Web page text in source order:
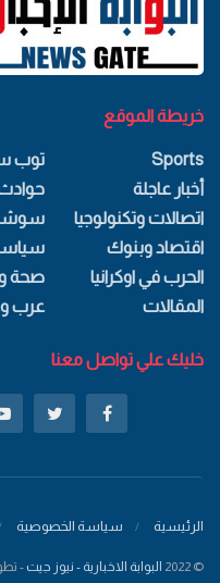
خريطة الموقع
Sports
أخبار عاجلة
اتصالات وتكنولوجيا
اقتصاد وبنوك
الحرب في اوكرانيا
المقالات
توب
سياسة
صحة
عرب
خليك علي تواصل معنا
الرئيسية سياسة الخصوصية
© 2022 البوابة الاخبارية - نيوز جيت -